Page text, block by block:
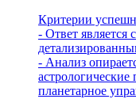
Критерии
- Ответ является
- Анализ
планетарное